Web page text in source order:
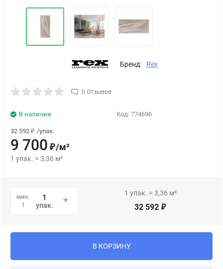
Бренд: Rex
0 Отзывов
Код: 774696
В наличии
32 592 ₽ /упак.
9 700 ₽/м²
1 упак. = 3,36 м²
мин.
1
упак.
1 упак. = 3,36 м²
32 592 ₽
В КОРЗИНУ